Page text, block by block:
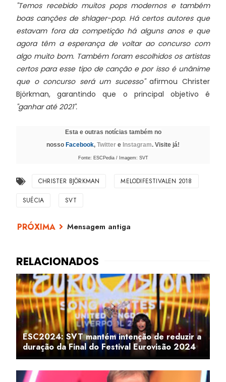
"Temos recebido muitos pops modernos e também
boas canções de shlager-pop. Há certos autores que
estavam fora da competição há alguns anos e que
agora têm a esperança de voltar ao concurso com
algo muito bom. Também foram escolhidos os artistas
certos para esse tipo de canção e por isso é unânime
que o concurso será um sucesso"afirmou Christer
Björkman, garantindo que o principal objetivo é
"ganhar até 2021".
Esta e outras notícias também no
nosso Facebook, Twitter e Instagram. Visite já!
Fonte: ESCPedia / Imagem: SVT
CHRISTER BJÖRKMAN MELODIFESTIVALEN 2018
SUÉCIA SVT
Mensagem antiga
ESC2024: SVT mantém intenção de reduzir a
duração da Final do Festival Eurovisão 2024